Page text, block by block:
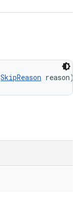
SkipReason reason)